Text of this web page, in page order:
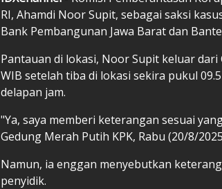
RI, Ahamdi Noor Supit, sebagai saksi
Bank Pembangunan Jawa Barat dan
Pantauan di lokasi, Noor Supit keluar
WIB setelah tiba di lokasi sekira pukul
delapan jam.
"Ya, saya memberi keterangan sesuai
Gedung Merah Putih KPK, Rabu (20/8/
Namun, ia enggan menyebutkan
penyidik.